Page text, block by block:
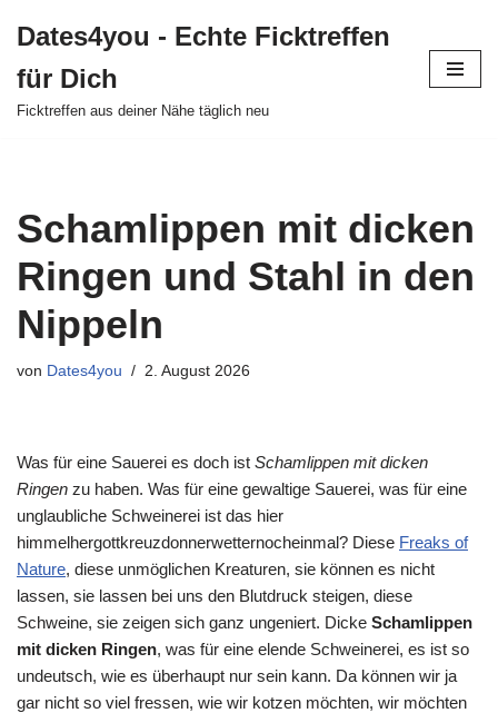
Inhalt
springen
Dates4you - Echte Ficktreffen
für Dich
Ficktreffen aus deiner Nähe täglich neu
Schamlippen mit dicken
Ringen und Stahl in den
Nippeln
von Dates4you 2. August 2026
Was für eine Sauerei es doch ist Schamlippen mit dicken
Ringen zu haben. Was für eine gewaltige Sauerei, was für eine
unglaubliche Schweinerei ist das hier
himmelhergottkreuzdonnerwetternocheinmal? Diese Freaks of
Nature, diese unmöglichen Kreaturen, sie können es nicht
lassen, sie lassen bei uns den Blutdruck steigen, diese
Schweine, sie zeigen sich ganz ungeniert. Dicke Schamlippen
mit dicken Ringen, was für eine elende Schweinerei, es ist so
undeutsch, wie es überhaupt nur sein kann. Da können wir ja
gar nicht so viel fressen, wie wir kotzen möchten, wir möchten